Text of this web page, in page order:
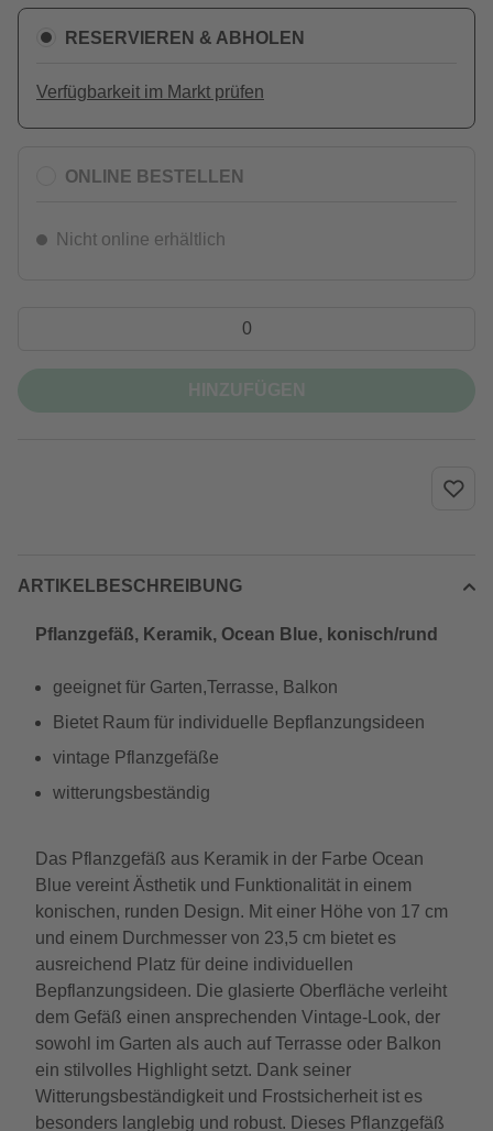
RESERVIEREN & ABHOLEN
Verfügbarkeit im Markt prüfen
ONLINE BESTELLEN
Nicht online erhältlich
ARTIKELBESCHREIBUNG
Pflanzgefäß, Keramik, Ocean Blue, konisch/rund
geeignet für Garten,Terrasse, Balkon
Bietet Raum für individuelle Bepflanzungsideen
vintage Pflanzgefäße
witterungsbeständig
Das Pflanzgefäß aus Keramik in der Farbe Ocean
Blue vereint Ästhetik und Funktionalität in einem
konischen, runden Design. Mit einer Höhe von 17 cm
und einem Durchmesser von 23,5 cm bietet es
ausreichend Platz für deine individuellen
Bepflanzungsideen. Die glasierte Oberfläche verleiht
dem Gefäß einen ansprechenden Vintage-Look, der
sowohl im Garten als auch auf Terrasse oder Balkon
ein stilvolles Highlight setzt. Dank seiner
Witterungsbeständigkeit und Frostsicherheit ist es
besonders langlebig und robust. Dieses Pflanzgefäß